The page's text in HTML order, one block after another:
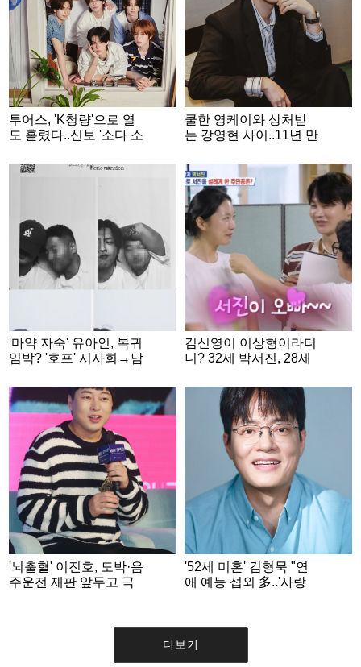
투어스, 'K청량'으로 열
도 홀렸다..신보 '소다 소
FOCUS]
쿨한 영케이와 상처받
는 강영현 사이..11년 만
FULL인터뷰]
'마약 자숙' 유아인, 복귀
임박? '호프' 시사회→남
네 [스타이슈]
김신영이 이상형이라더
니? 32세 박서진, 28세
과 러브라인 [살림남][★
'뇌출혈' 이진호, 도박·음
주운전 재판 앞두고 극
'52세 미혼' 김형묵 "연
애 예능 섭외 多..'사랑
뷰]
더보기